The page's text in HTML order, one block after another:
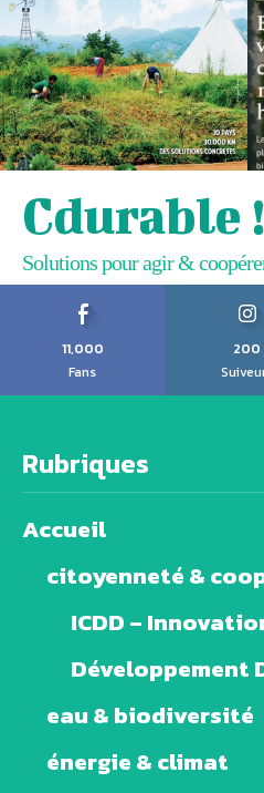
Cdurable !
Solutions pour agir &
11,000
Fans
200
Rubriques
Accueil
citoyenneté &
ICDD –
Développement
eau & biodiversité
énergie & climat